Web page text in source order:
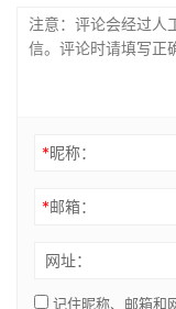
*昵称：
*邮箱：
网址：
记住昵称、邮箱和